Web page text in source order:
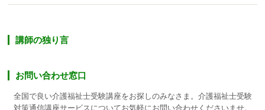
講師の独り言
お問い合わせ窓口
全国で良い介護福祉士受験講座をお探しのみなさま。介護福祉士受験
対策通信講座サービスについてお気軽にお問い合わせくださいませ。